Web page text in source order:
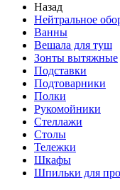
Назад
Нейтральное
Ванны
Вешала для туш
Зонты вытяжные
Подставки
Подтоварники
Полки
Рукомойники
Стеллажи
Столы
Тележки
Шкафы
Шпильки для